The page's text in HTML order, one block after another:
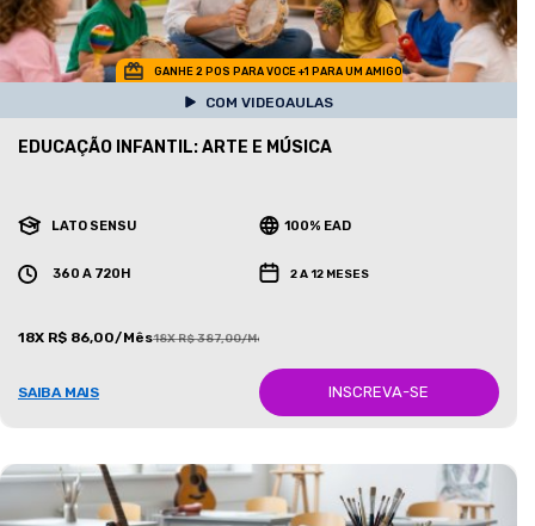
GANHE 2 POS PARA VOCE +1 PARA UM AMIGO
COM VIDEOAULAS
EDUCAÇÃO INFANTIL: ARTE E MÚSICA
LATO SENSU 100% EAD
360 A 720H 2 A 12 MESES
18X R$ 86,00/Mês18X R$ 387,00/Mês
SAIBA MAIS INSCREVA-SE